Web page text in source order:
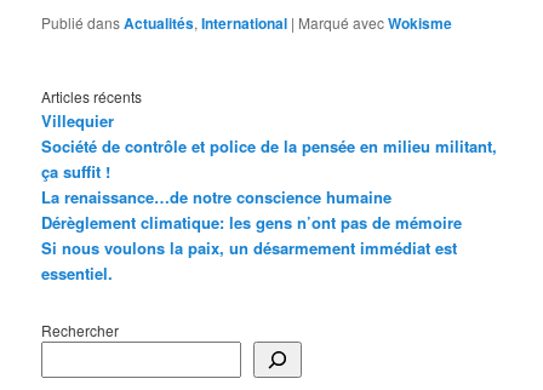
Publié dansActualités,International | Marqué avecWokisme
Articles récents
Villequier
Société de contrôle et police de la pensée en milieu militant,
ça suffit !
La renaissance…de notre conscience humaine
Dérèglement climatique: les gens n’ont pas de mémoire
Si nous voulons la paix, un désarmement immédiat est
essentiel.
Rechercher